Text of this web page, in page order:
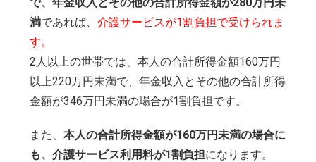
満であれば、 介護サービスが1割負担で受けられま
す。
2人以上の世帯では、本人の合計所得金額160万円
以上220万円未満で、年金収入とその他の合計所得
金額が346万円未満の場合が1割負担です。
また、 本人の合計所得金額が160万円未満の場合に
も、介護サービス利用料が1割負担になります。